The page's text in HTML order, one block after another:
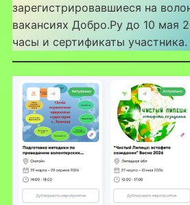
зарегистрировавшиеся на
вакансиях Добро.Ру до 10 мая
часы и сертификаты участника.